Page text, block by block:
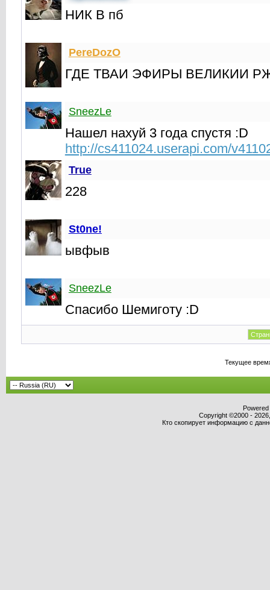
НИК В пб
PereDozO
ГДЕ ТВАИ ЭФИРЫ ВЕЛИКИИ
SneezLe
Нашел нахуй 3 года спустя :D
http://cs411024.userapi.com/
True
228
St0ne!
ывфыв
SneezLe
Спасибо Шемиготу :D
Текущее
Copyright ©2000 -
Кто скопирует информацию с